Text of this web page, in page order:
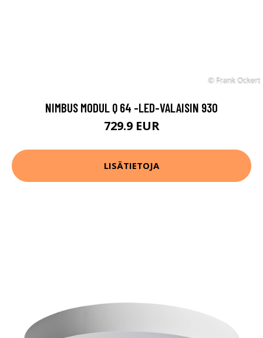
NIMBUS MODUL Q 64 -LED-VALAISIN 930
729.9 EUR
LISÄTIETOJA